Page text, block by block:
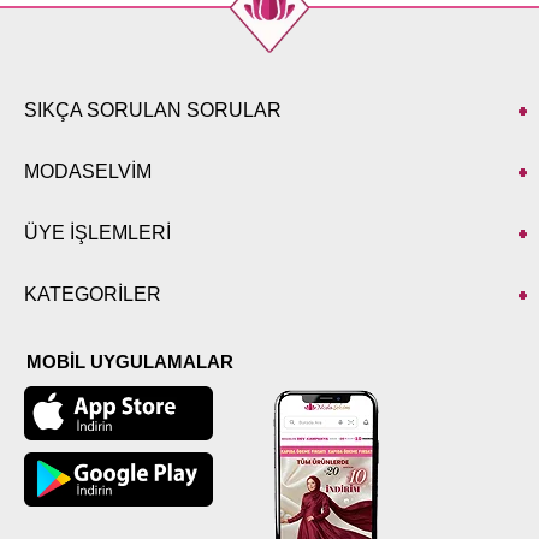
SIKÇA SORULAN SORULAR
MODASELVİM
ÜYE İŞLEMLERİ
KATEGORİLER
MOBİL UYGULAMALAR